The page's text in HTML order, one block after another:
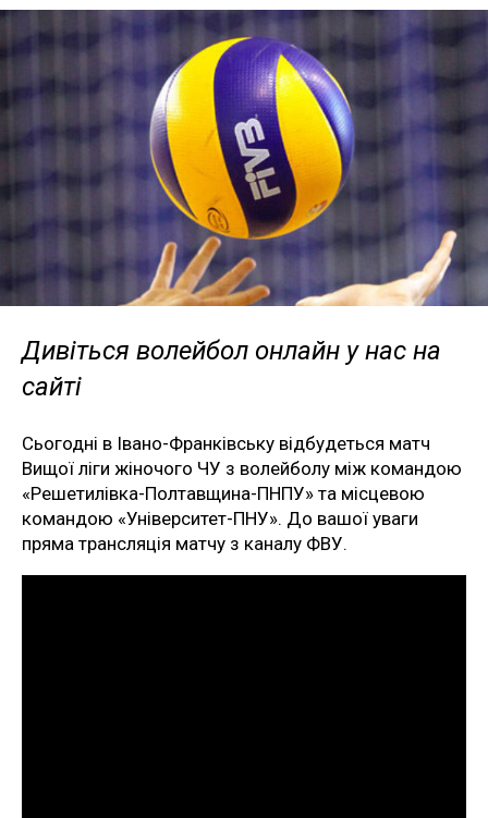
Дивіться волейбол онлайн у нас на
сайті
Сьогодні в Івано-Франківську відбудеться матч
Вищої ліги жіночого ЧУ з волейболу між командою
«Решетилівка-Полтавщина-ПНПУ» та місцевою
командою «Університет-ПНУ». До вашої уваги
пряма трансляція матчу з каналу ФВУ.